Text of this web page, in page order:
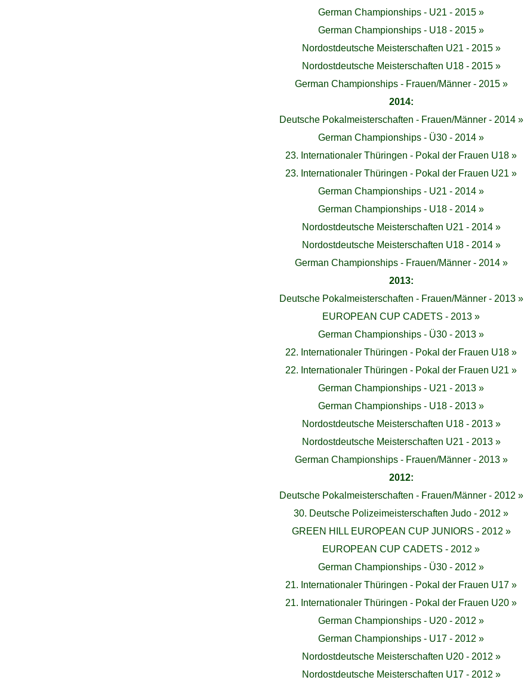
German Championships - U21 - 2015 »
German Championships - U18 - 2015 »
Nordostdeutsche Meisterschaften U21 - 2015 »
Nordostdeutsche Meisterschaften U18 - 2015 »
German Championships - Frauen/Männer - 2015 »
2014:
Deutsche Pokalmeisterschaften - Frauen/Männer - 2014 »
German Championships - Ü30 - 2014 »
23. Internationaler Thüringen - Pokal der Frauen U18 »
23. Internationaler Thüringen - Pokal der Frauen U21 »
German Championships - U21 - 2014 »
German Championships - U18 - 2014 »
Nordostdeutsche Meisterschaften U21 - 2014 »
Nordostdeutsche Meisterschaften U18 - 2014 »
German Championships - Frauen/Männer - 2014 »
2013:
Deutsche Pokalmeisterschaften - Frauen/Männer - 2013 »
EUROPEAN CUP CADETS - 2013 »
German Championships - Ü30 - 2013 »
22. Internationaler Thüringen - Pokal der Frauen U18 »
22. Internationaler Thüringen - Pokal der Frauen U21 »
German Championships - U21 - 2013 »
German Championships - U18 - 2013 »
Nordostdeutsche Meisterschaften U18 - 2013 »
Nordostdeutsche Meisterschaften U21 - 2013 »
German Championships - Frauen/Männer - 2013 »
2012:
Deutsche Pokalmeisterschaften - Frauen/Männer - 2012 »
30. Deutsche Polizeimeisterschaften Judo - 2012 »
GREEN HILL EUROPEAN CUP JUNIORS - 2012 »
EUROPEAN CUP CADETS - 2012 »
German Championships - Ü30 - 2012 »
21. Internationaler Thüringen - Pokal der Frauen U17 »
21. Internationaler Thüringen - Pokal der Frauen U20 »
German Championships - U20 - 2012 »
German Championships - U17 - 2012 »
Nordostdeutsche Meisterschaften U20 - 2012 »
Nordostdeutsche Meisterschaften U17 - 2012 »